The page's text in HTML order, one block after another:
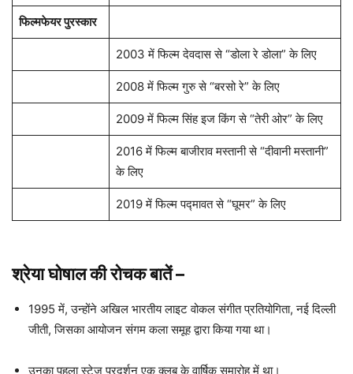
फिल्मफेयर पुरस्कार
2003 में फिल्म देवदास से “डोला रे डोला” के लिए
2008 में फिल्म गुरु से “बरसो रे” के लिए
2009 में फिल्म सिंह इज किंग से “तेरी ओर” के लिए
2016 में फिल्म बाजीराव मस्तानी से “दीवानी मस्तानी”
के लिए
2019 में फिल्म पद्मावत से “घूमर” के लिए
श्रेया घोषाल की रोचक बातें–
1995 में, उन्होंने अखिल भारतीय लाइट वोकल संगीत प्रतियोगिता, नई दिल्ली
जीती, जिसका आयोजन संगम कला समूह द्वारा किया गया था।
उनका पहला स्टेज प्रदर्शन एक क्लब के वार्षिक समारोह में था।